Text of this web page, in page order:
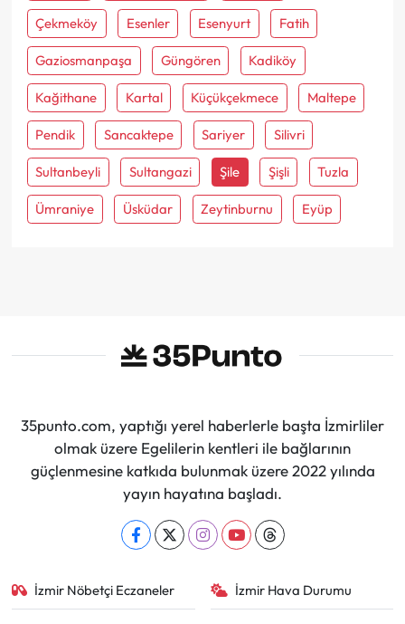
Çekmeköy Esenler Esenyurt Fatih
Gaziosmanpaşa Güngören Kadiköy
Kağithane Kartal Küçükçekmece Maltepe
Pendik Sancaktepe Sariyer Silivri
Sultanbeyli Sultangazi Şile Şişli Tuzla
Ümraniye Üsküdar Zeytinburnu Eyüp
35punto.com, yaptığı yerel haberlerle başta İzmirliler
olmak üzere Egelilerin kentleri ile bağlarının
güçlenmesine katkıda bulunmak üzere 2022 yılında
yayın hayatına başladı.
İzmir Nöbetçi Eczaneler İzmir Hava Durumu